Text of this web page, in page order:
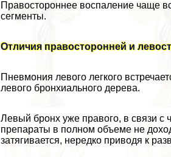
Правостороннее воспаление чаще
сегменты.
Отличия правосторонней и
Пневмония левого легкого
левого бронхиального дерева.
Левый бронх уже правого, в связи с
препараты в полном объеме не
затягивается, нередко приводя к